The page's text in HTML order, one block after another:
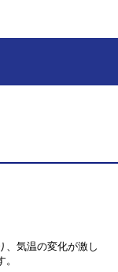
、気温の変化が激し